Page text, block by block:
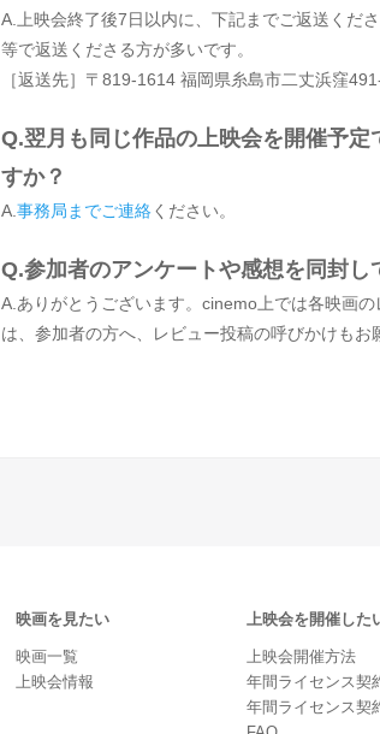
A.上映会終了後7日以内に、下記までご返送くだ
等で返送くださる方が多いです。
［返送先］〒819-1614 福岡県糸島市二丈浜窪
Q.翌月も同じ作品の上映会を開催予
すか？
A. 事務局までご連絡ください。
Q.参加者のアンケートや感想を同封し
A.ありがとうございます。cinemo上では各映画
は、参加者の方へ、レビュー投稿の呼びかけもお
映画を見たい
映画一覧
上映会情報
上映会を開催した
上映会開催方法
年間ライセンス契
年間ライセンス契